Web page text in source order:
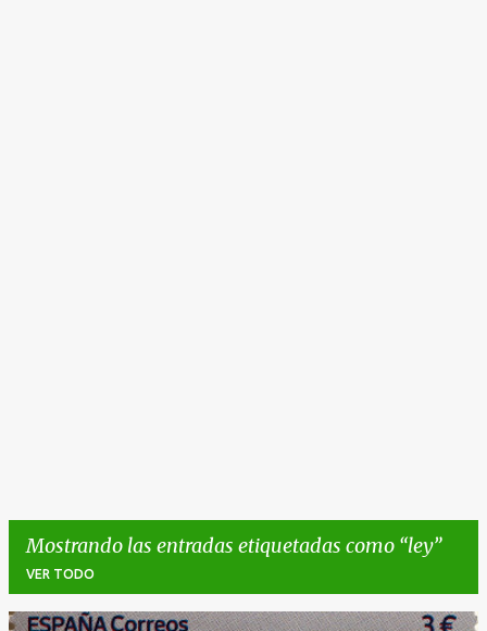
Mostrando las entradas etiquetadas como ley
VER TODO